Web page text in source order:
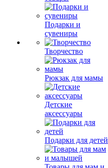
Подарки и
сувениры
Творчество
Рюкзак для мамы
Детские
аксессуары
Подарки для детей